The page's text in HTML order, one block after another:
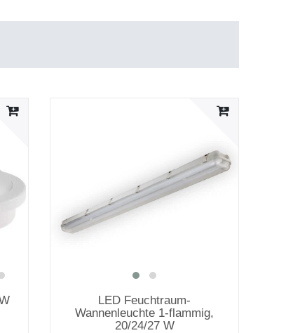
LED Feuchtraum-
Wannenleuchte 1-flammig,
20/24/27 W